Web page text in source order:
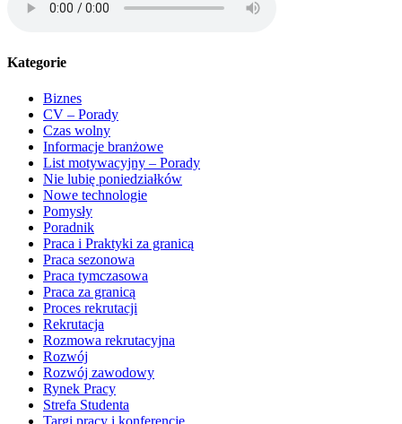
Kategorie
Biznes
CV – Porady
Czas wolny
Informacje branżowe
List motywacyjny – Porady
Nie lubię poniedziałków
Nowe technologie
Pomysły
Poradnik
Praca i Praktyki za granicą
Praca sezonowa
Praca tymczasowa
Praca za granicą
Proces rekrutacji
Rekrutacja
Rozmowa rekrutacyjna
Rozwój
Rozwój zawodowy
Rynek Pracy
Strefa Studenta
Targi pracy i konferencje